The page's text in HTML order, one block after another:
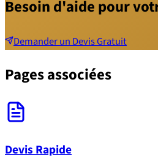
Besoin d'aide pour
Demander un Devis Gratuit
Pages associées
Devis Rapide